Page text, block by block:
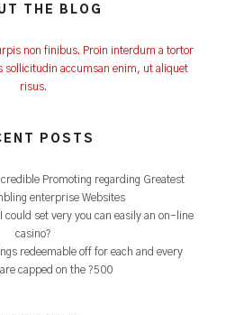
THE BLOG
non finibus. Proin interdum a tortor
sollicitudin accumsan enim, ut aliquet
risus.
POSTS
Promoting regarding Greatest
enterprise Websites
could set very you can easily an on-line
casino?
redeemable off for each and every
capped on the ?500